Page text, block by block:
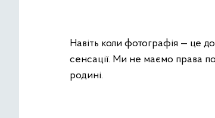
Навіть коли фотографія — це
сенсації. Ми не маємо права
родині.